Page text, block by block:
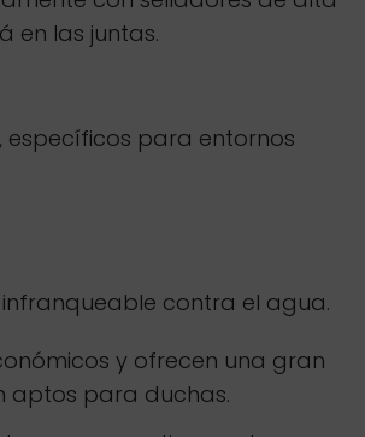
en las juntas.
para entornos
contra el agua.
y ofrecen una gran
aptos para duchas.